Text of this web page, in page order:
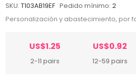
SKU: T103AB19EF Pedido mínimo: 2
Personalización y abastecimiento, por
US$1.25
2-11 pairs
US$0.92
12-59 pairs